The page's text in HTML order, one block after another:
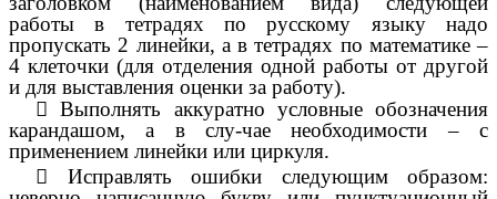
работы в тетрадях по русскому языку надо
пропускать 2 линейки, а в тетрадях по математике –
4 клеточки (для отделения одной работы от другой
и для выставления оценки за работу).
 Выполнять аккуратно условные обозначения
карандашом, а в слу-чае необходимости – с
применением линейки или циркуля.
 Исправлять ошибки следующим образом: